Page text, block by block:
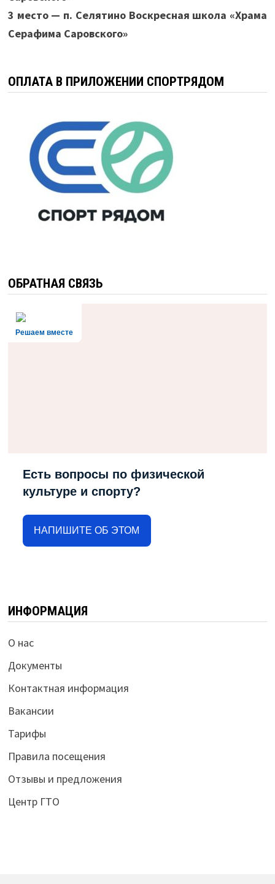
3 место — п. Селятино Воскресная школа «Храма
Серафима Саровского»
ОПЛАТА В ПРИЛОЖЕНИИ СПОРТРЯДОМ
ОБРАТНАЯ СВЯЗЬ
Решаем вместе
Есть вопросы по физической
культуре и спорту?
НАПИШИТЕ ОБ ЭТОМ
ИНФОРМАЦИЯ
О нас
Документы
Контактная информация
Вакансии
Тарифы
Правила посещения
Отзывы и предложения
Центр ГТО